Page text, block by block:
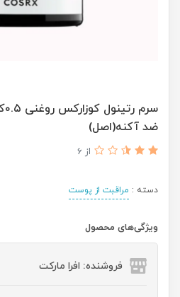
ضد آکنه(اصل)
از 6
دسته : مراقبت از پوست
ویژگی‌های محصول
فروشنده: افرا مارکت